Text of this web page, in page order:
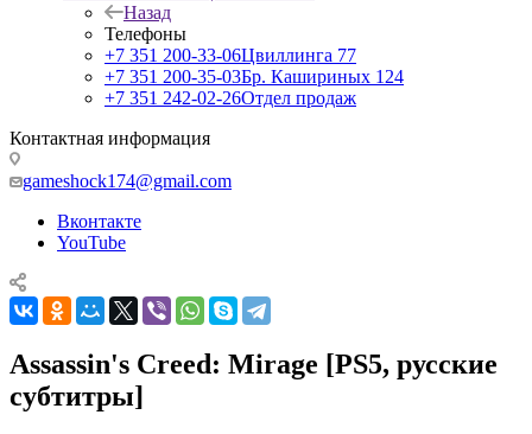
Назад
Телефоны
+7 351 200-33-06Цвиллинга 77
+7 351 200-35-03Бр. Кашириных 124
+7 351 242-02-26Отдел продаж
Контактная информация
gameshock174@gmail.com
Вконтакте
YouTube
Assassin's Creed: Mirage [PS5, русские
субтитры]